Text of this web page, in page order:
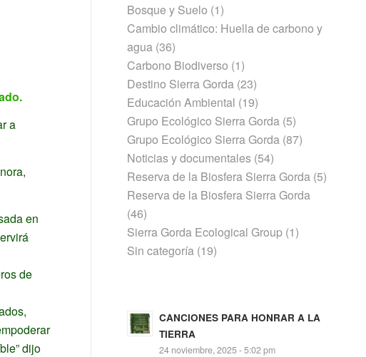
a
en
de
dijo
Bosque y Suelo (1)
Cambio climático: Huella de carbono y
agua (36)
Carbono Biodiverso (1)
Destino Sierra Gorda (23)
Educación Ambiental (19)
Grupo Ecológico Sierra Gorda (5)
Grupo Ecológico Sierra Gorda (87)
Noticias y documentales (54)
Reserva de la Biosfera Sierra Gorda (5)
Reserva de la Biosfera Sierra Gorda
(46)
Sierra Gorda Ecological Group (1)
Sin categoría (19)
CANCIONES PARA HONRAR A LA
TIERRA
24 noviembre, 2025 - 5:02 pm